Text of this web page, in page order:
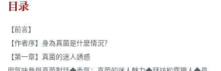
目录
【前言】
【作者序】身為真菌是什麼情況？
【第一章】真菌的迷人誘惑